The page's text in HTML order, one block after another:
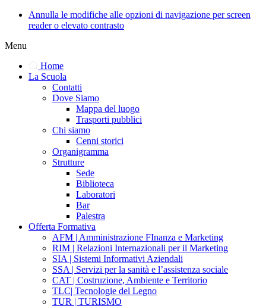
Annulla le modifiche alle opzioni di navigazione per screen
reader o elevato contrasto
Menu
Home
La Scuola
Contatti
Dove Siamo
Mappa del luogo
Trasporti pubblici
Chi siamo
Cenni storici
Organigramma
Strutture
Sede
Biblioteca
Laboratori
Bar
Palestra
Offerta Formativa
AFM | Amministrazione FInanza e Marketing
RIM | Relazioni Internazionali per il Marketing
SIA | Sistemi Informativi Aziendali
SSA | Servizi per la sanità e l’assistenza sociale
CAT | Costruzione, Ambiente e Territorio
TLC| Tecnologie del Legno
TUR | TURISMO